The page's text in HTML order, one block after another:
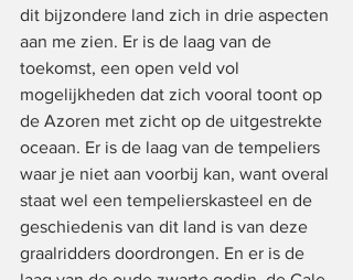
dit bijzondere land zich in drie aspecten
aan me zien. Er is de laag van de
toekomst, een open veld vol
mogelijkheden dat zich vooral toont op
de Azoren met zicht op de uitgestrekte
oceaan. Er is de laag van de tempeliers
waar je niet aan voorbij kan, want overal
staat wel een tempelierskasteel en de
geschiedenis van dit land is van deze
graalridders doordrongen. En er is de